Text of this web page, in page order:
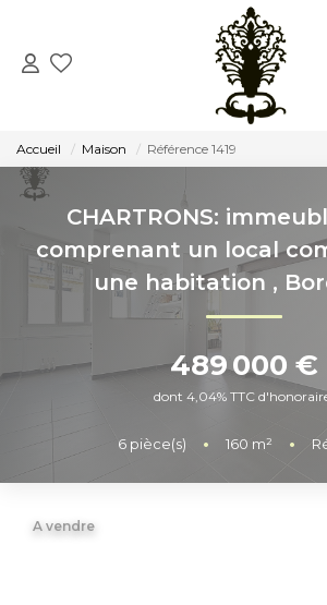
ACCUEIL
VENTE
LOCATION
CONSEIL
NOTRE AGENCE
Accueil Maison Référence 1419
CHARTRONS:
comprenant un local
une habitation ,
489 000 €
dont 4,04% TTC
6pièce(s) • 160 m² •
A vendre